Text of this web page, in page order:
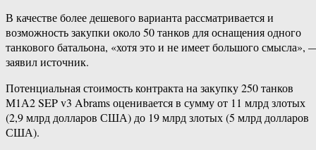
В качестве более дешевого варианта рассматривается и
возможность закупки около 50 танков для оснащения одного
танкового батальона, «хотя это и не имеет большого смысла»,
заявил источник.
Потенциальная стоимость контракта на закупку 250 танков
М1А2 SEP v3 Abrams оценивается в сумму от 11 млрд злотых
(2,9 млрд долларов США) до 19 млрд злотых (5 млрд долларов
США).